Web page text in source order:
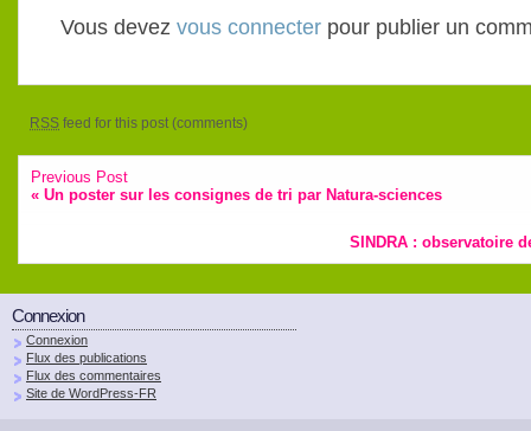
Vous devez vous connecter pour publier un
RSS feed for this post (comments)
Previous Post
« Un poster sur les consignes de tri par Natura-sciences
SINDRA : observatoire
Connexion
Connexion
Flux des publications
Flux des commentaires
Site de WordPress-FR